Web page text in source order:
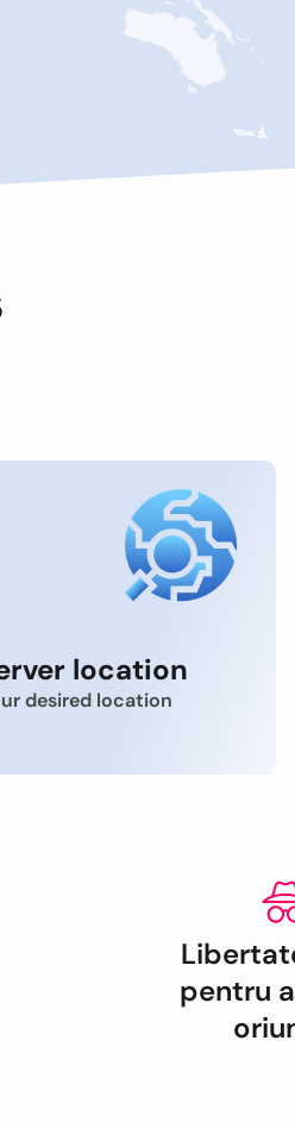
location
desired location
pentru